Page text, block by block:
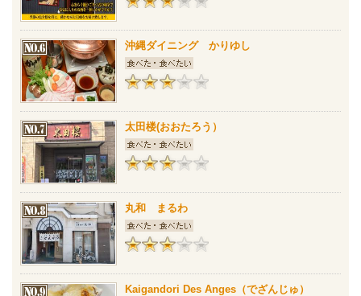
沖縄ダイニング かりゆし
太田楼(おおたろう）
丸和 まるわ
Kaigandori Des Anges（でざんじゅ）